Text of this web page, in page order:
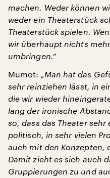
machen. Weder können
weder ein Theaterstück
Theaterstück spielen.
wir überhaupt nichts
umbringen.“
Mumot: „Man hat das
sehr reinziehen lässt, in
die wir wieder
lang der ironische
so, dass das Theater
politisch, in sehr vielen
auch mit den Konzepten,
Damit zieht es sich auch
Gruppierungen zu und